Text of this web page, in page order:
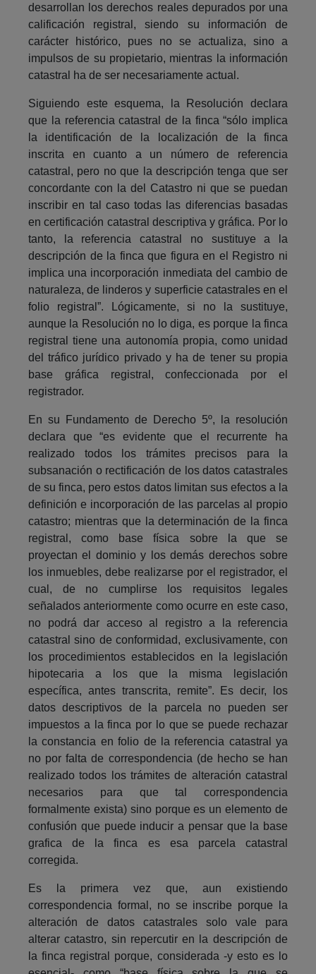
desarrollan los derechos reales depurados por una
calificación registral, siendo su información de
carácter histórico, pues no se actualiza, sino a
impulsos de su propietario, mientras la información
catastral ha de ser necesariamente actual.
Siguiendo este esquema, la Resolución declara
que la referencia catastral de la finca “sólo implica
la identificación de la localización de la finca
inscrita en cuanto a un número de referencia
catastral, pero no que la descripción tenga que ser
concordante con la del Catastro ni que se puedan
inscribir en tal caso todas las diferencias basadas
en certificación catastral descriptiva y gráfica. Por lo
tanto, la referencia catastral no sustituye a la
descripción de la finca que figura en el Registro ni
implica una incorporación inmediata del cambio de
naturaleza, de linderos y superficie catastrales en el
folio registral”. Lógicamente, si no la sustituye,
aunque la Resolución no lo diga, es porque la finca
registral tiene una autonomía propia, como unidad
del tráfico jurídico privado y ha de tener su propia
base gráfica registral, confeccionada por el
registrador.
En su Fundamento de Derecho 5º, la resolución
declara que “es evidente que el recurrente ha
realizado todos los trámites precisos para la
subsanación o rectificación de los datos catastrales
de su finca, pero estos datos limitan sus efectos a la
definición e incorporación de las parcelas al propio
catastro; mientras que la determinación de la finca
registral, como base física sobre la que se
proyectan el dominio y los demás derechos sobre
los inmuebles, debe realizarse por el registrador, el
cual, de no cumplirse los requisitos legales
señalados anteriormente como ocurre en este caso,
no podrá dar acceso al registro a la referencia
catastral sino de conformidad, exclusivamente, con
los procedimientos establecidos en la legislación
hipotecaria a los que la misma legislación
específica, antes transcrita, remite”. Es decir, los
datos descriptivos de la parcela no pueden ser
impuestos a la finca por lo que se puede rechazar
la constancia en folio de la referencia catastral ya
no por falta de correspondencia (de hecho se han
realizado todos los trámites de alteración catastral
necesarios para que tal correspondencia
formalmente exista) sino porque es un elemento de
confusión que puede inducir a pensar que la base
grafica de la finca es esa parcela catastral
corregida.
Es la primera vez que, aun existiendo
correspondencia formal, no se inscribe porque la
alteración de datos catastrales solo vale para
alterar catastro, sin repercutir en la descripción de
la finca registral porque, considerada -y esto es lo